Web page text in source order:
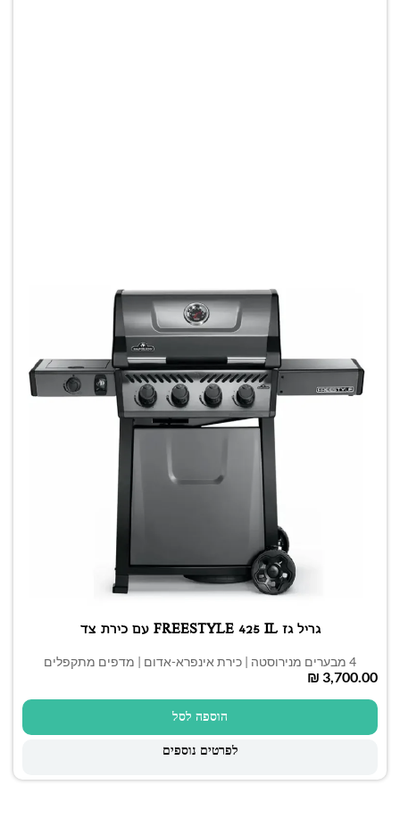
גריל גז FREESTYLE 425 IL עם כירת צד
4 מבערים מנירוסטה | כירת אינפרא-אדום | מדפים מתקפלים
₪
הוספה לסל
לפרטים נוספים